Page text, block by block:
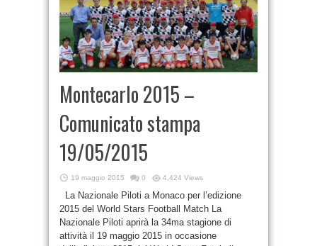
Montecarlo 2015 –
Comunicato stampa
19/05/2015
19 maggio 2015 0 4,424 Views
La Nazionale Piloti a Monaco per l’edizione
2015 del World Stars Football Match La
Nazionale Piloti aprirà la 34ma stagione di
attività il 19 maggio 2015 in occasione